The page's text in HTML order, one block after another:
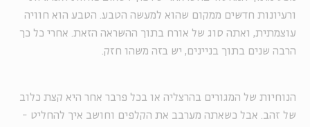
ורעיונות חדשים ממקום שהוא למעשה הטבע. הטבע הוא חוויה
עוצמתית, ואתה סוג של אורח בתוך ההשראה הזאת. אחרי כל כך
הרבה שנים בתוך בניינים, יש בזה משהו חזק.
הנוחיות של המגורים בהרצליה או בכל פרבר אחר היא קצת כלוב
של זהב. אבל כשאתה מערבב את הקלפים וחושב איך להחליט -